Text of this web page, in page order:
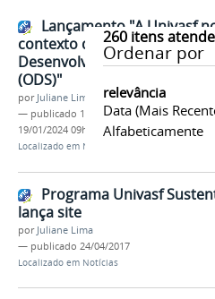
260itens
Ordenar por
relevância
Data (mais
Alfabeticamente
Lançamento "A Univasf
contexto dos Objetivos de
Desenvolvimento
(ODS)"
por Juliane Lima
— publicado 16/12/2021 —última
19/01/2024 09h38
Localizado em Notícias
Programa Univasf
lança site
por Juliane Lima
— publicado 24/04/2017
Localizado em Notícias